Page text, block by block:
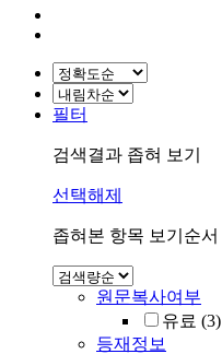
필터
검색결과 좁혀 보기
선택해제
좁혀본 항목 보기순서
원문복사여부
유료 (3)
등재정보